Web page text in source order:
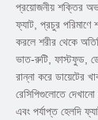
প্রয়োজনীয় শক্তির
ফ্যাট, প্রচুর পরিমাণে
করলে শরীর থেকে
ভাত-রুটি, ফাস্টফুড,
রান্না করে ডায়েটের
রেসিপিগুলোতে
এবং পর্যাপ্ত হেলদি